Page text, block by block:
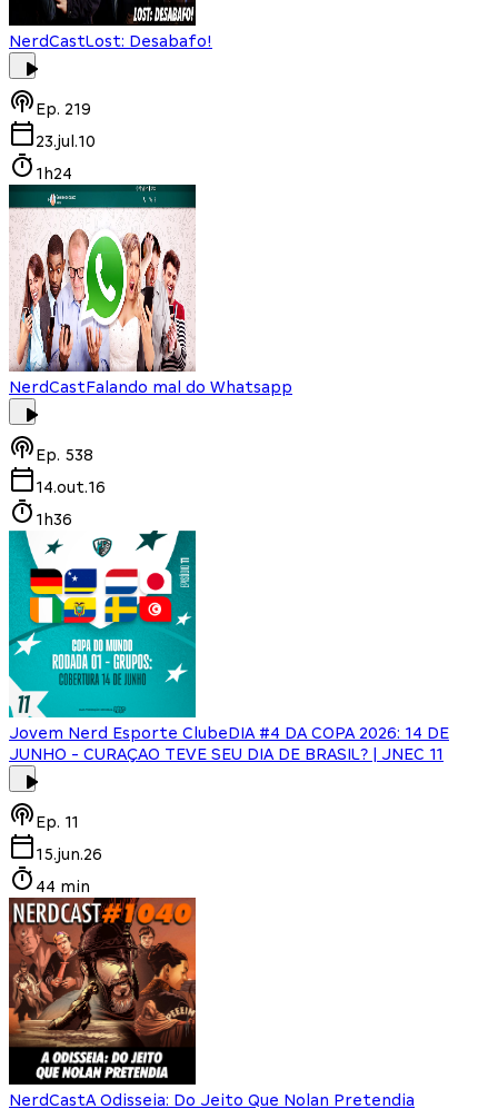
NerdCastLost: Desabafo!
Ep. 219
23.jul.10
1h24
NerdCastFalando mal do Whatsapp
Ep. 538
14.out.16
1h36
Jovem Nerd Esporte ClubeDIA #4 DA COPA 2026: 14 DE
JUNHO - CURAÇAO TEVE SEU DIA DE BRASIL? | JNEC 11
Ep. 11
15.jun.26
44 min
NerdCastA Odisseia: Do Jeito Que Nolan Pretendia